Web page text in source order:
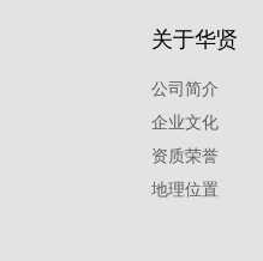
关于华贤
公司简介
企业文化
资质荣誉
地理位置